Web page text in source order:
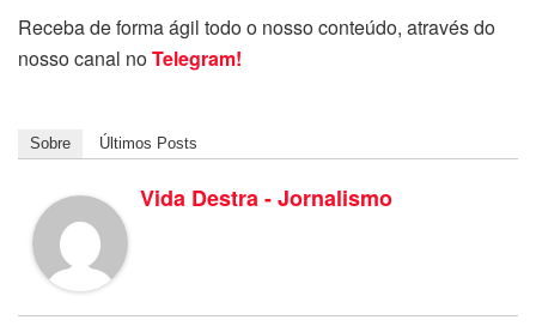
Receba de forma ágil todo o nosso conteúdo, através do
nosso canal noTelegram!
Sobre Últimos Posts
Vida Destra - Jornalismo